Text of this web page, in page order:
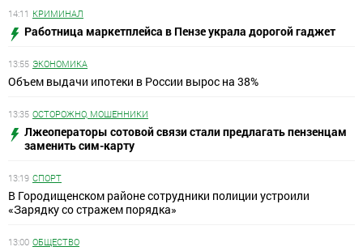
14:11 КРИМИНАЛ
Работница маркетплейса в Пензе украла дорогой гаджет
13:55 ЭКОНОМИКА
Объем выдачи ипотеки в России вырос на 38%
13:35 ОСТОРОЖНО, МОШЕННИКИ
Лжеоператоры сотовой связи стали предлагать пензенцам
заменить сим-карту
13:19 СПОРТ
В Городищенском районе сотрудники полиции устроили
«Зарядку со стражем порядка»
13:00 ОБЩЕСТВО